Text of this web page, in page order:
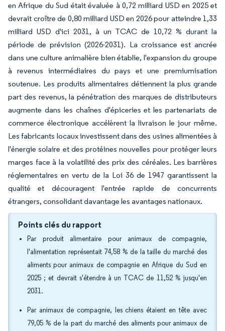
en Afrique du Sud était évaluée à 0,72 milliard USD en 2025 et
devrait croître de 0,80 milliard USD en 2026 pour atteindre 1,33
milliard USD d'ici 2031, à un TCAC de 10,72 % durant la
période de prévision (2026-2031). La croissance est ancrée
dans une culture animalière bien établie, l'expansion du groupe
à revenus intermédiaires du pays et une premiumisation
soutenue. Les produits alimentaires détiennent la plus grande
part des revenus, la pénétration des marques de distributeurs
augmente dans les chaînes d'épiceries et les partenariats de
commerce électronique accélèrent la livraison le jour même.
Les fabricants locaux investissent dans des usines alimentées à
l'énergie solaire et des protéines nouvelles pour protéger leurs
marges face à la volatilité des prix des céréales. Les barrières
réglementaires en vertu de la Loi 36 de 1947 garantissent la
qualité et découragent l'entrée rapide de concurrents
étrangers, consolidant davantage les avantages nationaux.
Points clés du rapport
Par produit alimentaire pour animaux de compagnie,
l'alimentation représentait 74,58 % de la taille du marché des
aliments pour animaux de compagnie en Afrique du Sud en
2025 ; et devrait s'étendre à un TCAC de 11,52 % jusqu'en
2031.
Par animaux de compagnie, les chiens étaient en tête avec
79,05 % de la part du marché des aliments pour animaux de